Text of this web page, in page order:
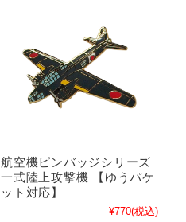
航空機ピンバッジシリーズ
一式陸上攻撃機 【ゆうパケ
ット対応】
¥770(税込)